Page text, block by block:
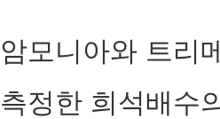
암모니아와 트리
측정한 희석배수